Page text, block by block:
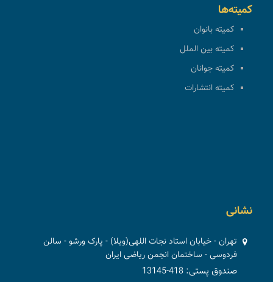
کمیته‌ها
کمیته بانوان
کمیته بین الملل
کمیته جوانان
کمیته انتشارات
نشانی
تهران - خیابان استاد نجات اللهی(ویلا) - پارک ورشو - سالن
فردوسی - ساختمان انجمن ریاضی ایران
صندوق پستی: 418-13145